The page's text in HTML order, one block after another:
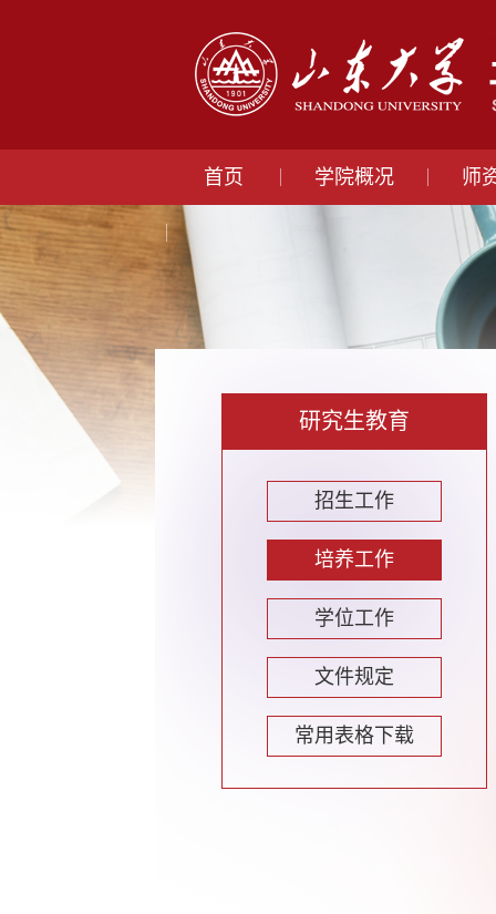
首页 学院概况 师
研究生教育
招生工作
培养工作
学位工作
文件规定
常用表格下载